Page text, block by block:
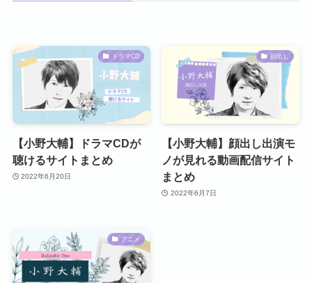
ドラマCD
【小野大輔】ドラマCDが
聴けるサイトまとめ
2022年6月20日
顔出し
【小野大輔】顔出し出演モ
ノが見れる動画配信サイト
まとめ
2022年6月7日
アニメ